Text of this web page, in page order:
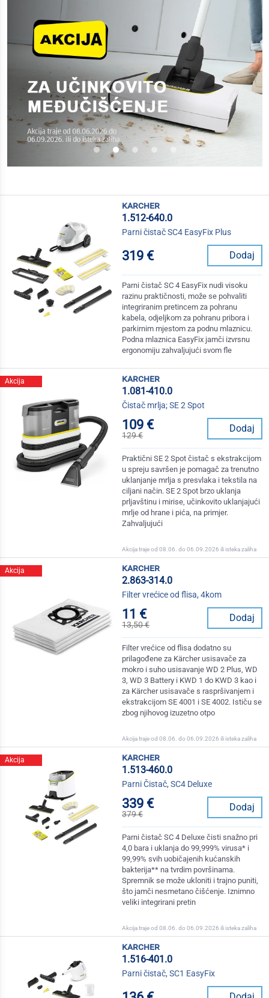
karcher
1.512-640.0
Parni čistač SC4 EasyFix Plus
319 € Dodaj
Parni čistač SC 4 EasyFix nudi visoku
razinu praktičnosti, može se pohvaliti
integriranim pretincem za pohranu
kabela, odjeljkom za pohranu pribora i
parkirnim mjestom za podnu mlaznicu.
Podna mlaznica EasyFix jamči izvrsnu
ergonomiju zahvaljujući svom fle
Akcija
karcher
1.081-410.0
Čistač mrlja; SE 2 Spot
109 €
129 €
Dodaj
Praktični SE 2 Spot čistač s ekstrakcijom
u spreju savršen je pomagač za trenutno
uklanjanje mrlja s presvlaka i tekstila na
ciljani način. SE 2 Spot brzo uklanja
prljavštinu i mirise, učinkovito uklanjajući
mrlje od hrane i pića, na primjer.
Zahvaljujući
Akcija traje od 08.06. do 06.09.2026 ili isteka zaliha
Akcija
karcher
2.863-314.0
Filter vrećice od flisa, 4kom
11 €
13,50 €
Dodaj
Filter vrećice od flisa dodatno su
prilagođene za Kärcher usisavače za
mokro i suho usisavanje WD 2 Plus, WD
3, WD 3 Battery i KWD 1 do KWD 3 kao i
za Kärcher usisavače s raspršivanjem i
ekstrakcijom SE 4001 i SE 4002. Ističu se
zbog njihovog izuzetno otpo
Akcija traje od 08.06. do 06.09.2026 ili isteka zaliha
Akcija
karcher
1.513-460.0
Parni Čistač, SC4 Deluxe
339 €
379 €
Dodaj
Parni čistač SC 4 Deluxe čisti snažno pri
4,0 bara i uklanja do 99,999% virusa* i
99,99% svih uobičajenih kućanskih
bakterija** na tvrdim površinama.
Spremnik se može ukloniti i trajno puniti,
što jamči nesmetano čišćenje. Iznimno
veliki integrirani pretin
Akcija traje od 08.06. do 06.09.2026 ili isteka zaliha
karcher
1.516-401.0
Parni čistač, SC1 EasyFix